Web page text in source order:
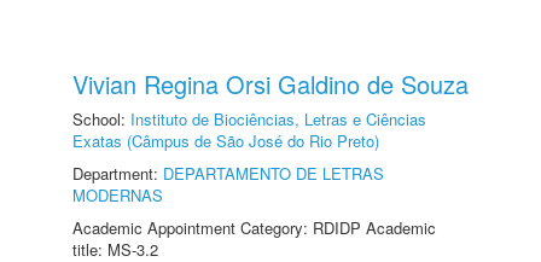
Vivian Regina Orsi Galdino de Souza
School: Instituto de Biociências, Letras e Ciências
Exatas (Câmpus de São José do Rio Preto)
Department: DEPARTAMENTO DE LETRAS
MODERNAS
Academic Appointment Category: RDIDP Academic
title: MS-3.2